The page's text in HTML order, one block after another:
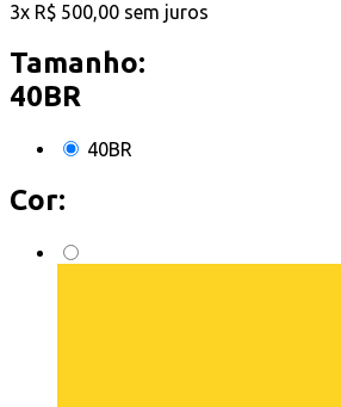
3x R$ 500,00 sem juros
Tamanho:
40BR
40BR
Cor: